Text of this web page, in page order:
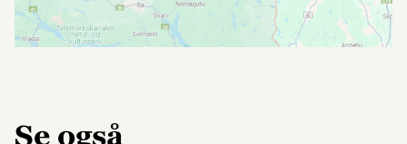
Se også